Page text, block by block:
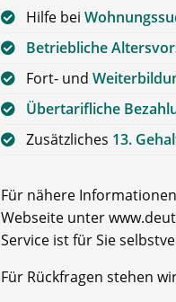
Hilfe bei
Betriebliche
Fort- und
Übertarifliche
Zusätzliches 13.
Für nähere
Webseite unter
Service ist für Sie
Für Rückfragen stehen